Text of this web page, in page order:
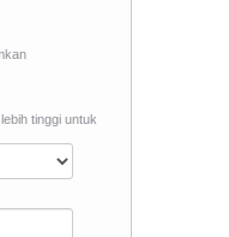
tinggi untuk